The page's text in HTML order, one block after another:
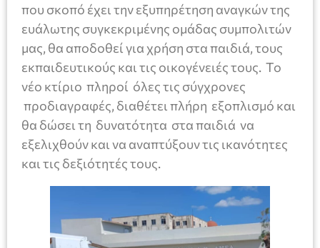
που σκοπό έχει την εξυπηρέτηση αναγκών της
ευάλωτης συγκεκριμένης ομάδας συμπολιτών
μας, θα αποδοθεί για χρήση στα παιδιά, τους
εκπαιδευτικούς και τις οικογένειές τους. Το
νέο κτίριο πληροί όλες τις σύγχρονες
προδιαγραφές, διαθέτει πλήρη εξοπλισμό και
θα δώσει τη δυνατότητα στα παιδιά να
εξελιχθούν και να αναπτύξουν τις ικανότητες
και τις δεξιότητές τους.